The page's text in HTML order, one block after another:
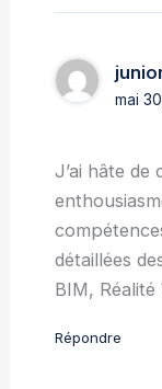
mai
J’ai hâte
détaillées
BIM,
Répondre